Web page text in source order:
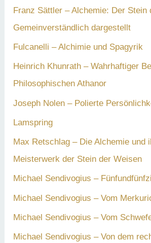
Franz Sättler – Alchemie: Der Stein
Gemeinverständlich dargestellt
Fulcanelli – Alchimie und Spagyrik
Heinrich Khunrath – Wahrhaftiger
Philosophischen Athanor
Joseph Nolen – Polierte
Lamspring
Max Retschlag – Die Alchemie und
Meisterwerk der Stein der Weisen
Michael Sendivogius –
Michael Sendivogius – Vom
Michael Sendivogius – Vom
Michael Sendivogius – Von dem